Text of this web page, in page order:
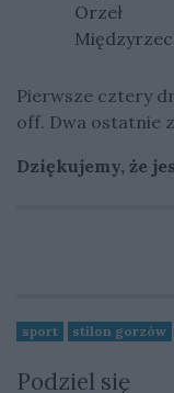
Orzeł
Pierwsze cztery
off. Dwa ostatnie
Dziękujemy, że
sport stilon gorzów
Podziel się